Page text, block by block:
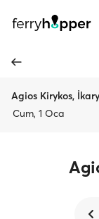
Agios Kirykos,
Cum, 1 Oca